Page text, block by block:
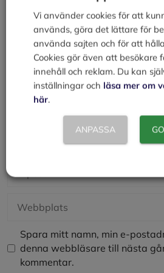
post
Spara mitt namn, min e-
denna webbläsare till nästa
kommentar.
Vi använder cookies för att
används, göra det lättare för
använda sajten och för att
Cookies gör även att besökare
innehåll och reklam. Du kan
inställningar och läsa mer om
här.
ANPASSA